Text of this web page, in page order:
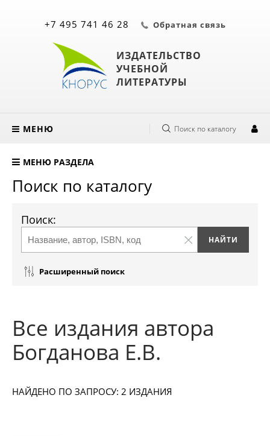
ИЗДАТЕЛЬСТВО
УЧЕБНОЙ
ЛИТЕРАТУРЫ
+7 495 741 46 28 Обратная связь
МЕНЮ Поиск по каталогу
МЕНЮ РАЗДЕЛА
Поиск по каталогу
Поиск:
Расширенный поиск
Все издания автора
Богданова Е.В.
НАЙДЕНО ПО ЗАПРОСУ: 2 ИЗДАНИЯ